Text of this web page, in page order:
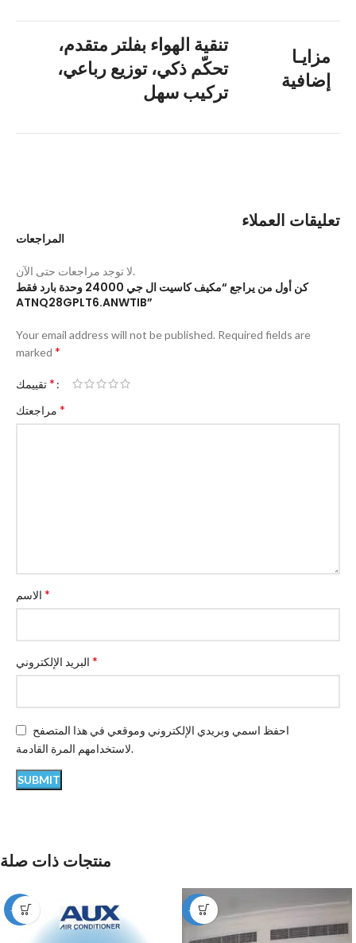
مزايـا
إضافية
تنقية الهواء بفلتر متقدم،
تحكّم ذكي، توزيع رباعي،
تركيب سهل
تعليقات العملاء
المراجعات
لا توجد مراجعات حتى الآن.
كن أول من يراجع “مكيف كاسيت ال جي 24000 وحدة بارد فقط
ATNQ28GPLT6.ANWTIB”
Your email address will not be published. Required fields are
marked *
*
*
*
*
احفظ اسمي وبريدي الإلكتروني وموقعي في هذا المتصفح
لاستخدامهم المرة القادمة.
منتجات ذات صلة
-12% -49%